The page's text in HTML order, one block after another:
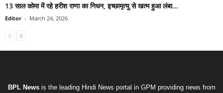
13 साल कोमा में रहे हरीश राणा का निधन, इच्छामृत्यु से खत्म हुआ लंबा...
Editor - March 24, 2026
BPL Newsis the leading Hindi News portal in GPM providing news from